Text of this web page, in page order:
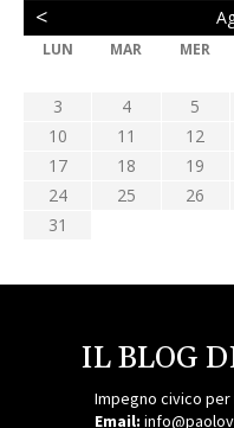
<
LUN MAR MER
3
4 5
10
11 12
17
18 19
24
25 26
31
IL BLOG
Impegno civico
Email: